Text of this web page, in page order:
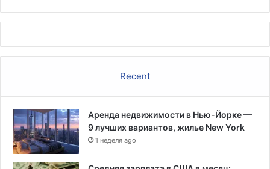
Recent
Аренда недвижимости в Нью-Йорке —
9 лучших вариантов, жилье New York
1 неделя ago